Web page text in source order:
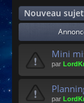
s
Nouveau sujet
Mini
par
par